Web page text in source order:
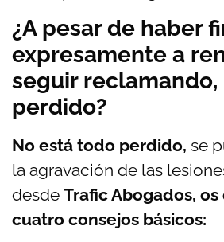
¿A pesar de haber
expresamente a
seguir
perdido?
No está todo perdido, se
la agravación de las
desde Trafic Abogados,
cuatro consejos básicos: